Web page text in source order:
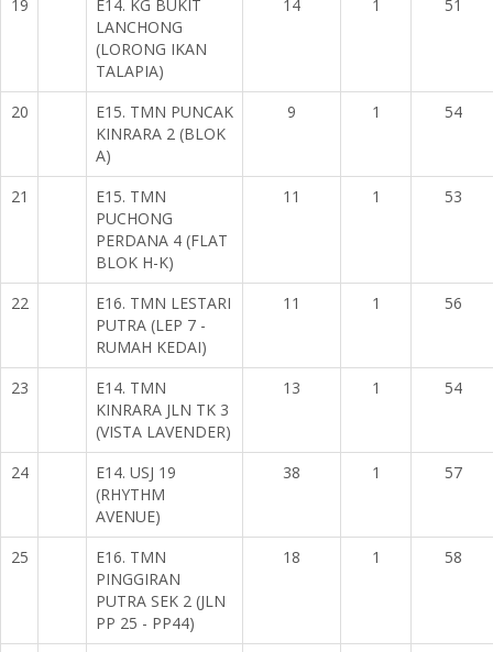
19
E14. KG BUKIT
LANCHONG
(LORONG IKAN
TALAPIA)
14 1 51
20
E15. TMN PUNCAK
KINRARA 2 (BLOK
A)
9 1 54
21
E15. TMN
PUCHONG
PERDANA 4 (FLAT
BLOK H-K)
11 1 53
22
E16. TMN LESTARI
PUTRA (LEP 7 -
RUMAH KEDAI)
11 1 56
23
E14. TMN
KINRARA JLN TK 3
(VISTA LAVENDER)
13 1 54
24
E14. USJ 19
(RHYTHM
AVENUE)
38 1 57
25
E16. TMN
PINGGIRAN
PUTRA SEK 2 (JLN
PP 25 - PP44)
18 1 58